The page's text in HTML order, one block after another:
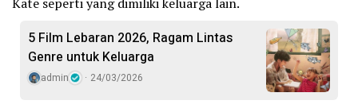
5 Film Lebaran 2026, Ragam Lintas
Genre untuk Keluarga
admin 24/03/2026